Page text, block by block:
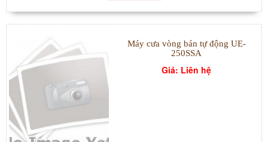
Máy cưa vòng bán tự động UE-
250SSA
Giá: Liên hệ